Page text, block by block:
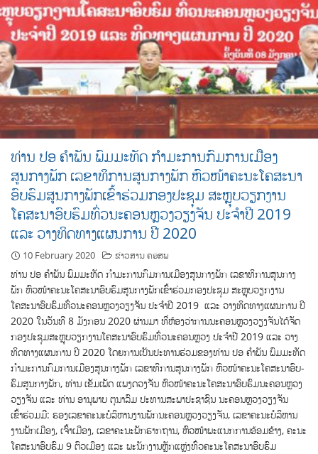
ທ່ານ ປອ ຄຳພັນ ພົມມະທັດ ກຳມະການກົມການເມືອງ
ສູນກາງພັກ ເລຂາທິການສູນກາງພັກ ຫົວໜ້າຄະນະໂຄສະນາ
ອົບຮົມສູນກາງພັກເຂົ້າຮ່ວມກອງປະຊຸມ ສະຫຼຸບວຽກງານ
ໂຄສະນາອົບຮົມທົ່ວນະຄອນຫຼວງວຽງຈັນ ປະຈຳປີ 2019
ແລະ ວາງທິດທາງແຜນການ ປີ 2020
10 February 2020 ຂ່າວສານ ຄອສພ
ທ່ານ ປອ ຄຳພັນ ພົມມະທັດ ກຳມະການກົມການເມືອງສູນກາງພັກ ເລຂາທິການສູນກາງ
ພັກ ຫົວໜ້າຄະນະໂຄສະນາອົບຮົມສູນກາງພັກເຂົ້າຮ່ວມກອງປະຊຸມ ​ສະຫຼຸບ​ວຽກ​ງານ​
ໂຄສະນາ​ອົບຮົມ​ທົ່ວ​ນະຄອນຫຼວງວຽງຈັນ ປະຈຳ​ປີ 2019 ແລະ ວາງທິດ​ທາງ​ແຜນການ ປີ
2020 ໃນວັນທີ 8 ມັງກອນ 2020 ຜ່ານມາ ທີ່ຫ້ອງ​ວ່າການ​ນະຄອນຫຼວງ​ວຽງ​ຈັນໄດ້ຈັດ
ກອງ​ປະຊຸມ​ສະຫຼຸບ​ວຽກ​ງານ​ໂຄສະນາ​ອົບຮົມ​ທົ່ວ​ນະຄອນຫຼວງ ປະຈຳ​ປີ 2019 ແລະ ວາງ
ທິດ​ທາງ​ແຜນການ ປີ 2020 ໂດຍການເປັນ​ປະ­ທານຮ່ວມ​ຂອງ​ທ່ານ ປອ ຄຳ​ພັນ ພົມ​ມະ​ທັດ
ກຳມະການກົມການເມືອງສູນກາງພັກ ເລຂາທິການສູນກາງພັກ ຫົວ­ໜ້າ​ຄະ­ນະ​ໂຄ­ສະ­ນາ​ອົບ­
ຮົມ​ສູນ​ກາງ​ພັກ, ທ່ານ ເຂັມ​ເພັດ ແພງ​ດວງ​ຈັນ ຫົວໜ້າ​ຄະ­ນະ​ໂຄ­ສະ­ນາ​ອົບ­ຮົມນະຄອນຫຼວງ
ວຽງຈັນ ແລະ ທ່ານ ອາ­ນຸ­ພາບ ຕຸ​ນາ​ລົມ ປະ­ທານ​ສະ­ພາ​ປະ­ຊາ­ຊົນ ນະຄອນຫຼວງວຽງຈັນ
ເຂົ້າຮ່ວມມີ: ຮອງ​ເລ­ຂາຄະ­ນະ​ບໍ­ລິ­ຫານ​ງານ​ພັກນະຄອນຫຼວງວຽງຈັນ, ເລ­ຂາ​ຄະ­ນະ​ບໍ­ລິ­ຫານ​
ງານ​ພັກເມືອງ, ເຈົ້າ­ເມືອງ, ເລ­ຂາ​ຄະ­ນະ​ພັກ​ຮາກ​ຖານ, ຫົວ­ໜ້າ​ພະ­ແນກ­ການ​ອ້ອມ​ຂ້າງ, ຄະນະ
ໂຄ­ສະ­ນາ​ອົບ­ຮົມ 9 ຕົວ​ເມືອງ ແລະ ພະ­ນັກ­ງານ​ຫຼັກ​ແຫຼ່ງທົ່ວຄະນະໂຄສະນາອົບຮົມ